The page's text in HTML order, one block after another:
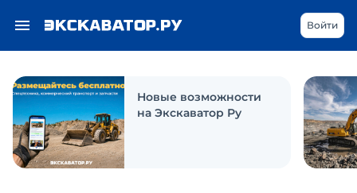
Войти
Новые возможности
на Экскаватор Ру